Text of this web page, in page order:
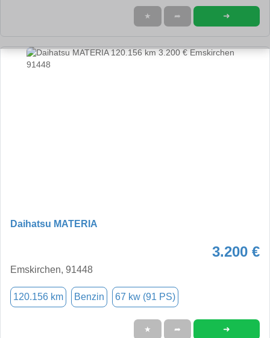
★ ➦ ➜
Daihatsu MATERIA
3.200 €
Emskirchen, 91448
120.156 km Benzin 67 kw (91 PS)
★ ➦ ➜